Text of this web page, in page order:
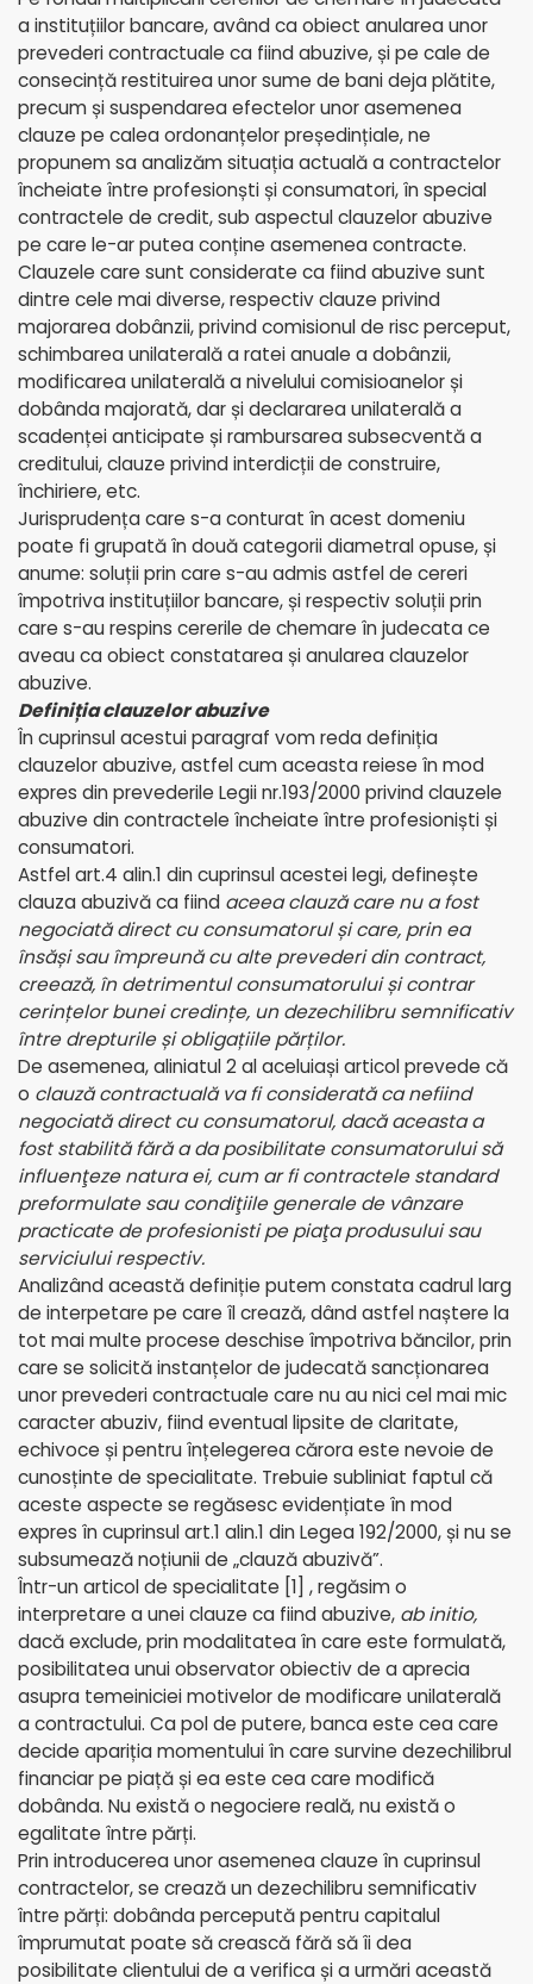
a instituțiilor bancare, având ca obiect anularea unor
prevederi contractuale ca fiind abuzive, și pe cale de
consecință restituirea unor sume de bani deja plătite,
precum și suspendarea efectelor unor asemenea
clauze pe calea ordonanțelor președințiale, ne
propunem sa analizăm situația actuală a contractelor
încheiate între profesionști și consumatori, în special
contractele de credit, sub aspectul clauzelor abuzive
pe care le-ar putea conține asemenea contracte.
Clauzele care sunt considerate ca fiind abuzive sunt
dintre cele mai diverse, respectiv clauze privind
majorarea dobânzii, privind comisionul de risc perceput,
schimbarea unilaterală a ratei anuale a dobânzii,
modificarea unilaterală a nivelului comisioanelor și
dobânda majorată, dar și declararea unilaterală a
scadenței anticipate și rambursarea subsecventă a
creditului, clauze privind interdicții de construire,
închiriere, etc.
Jurisprudența care s-a conturat în acest domeniu
poate fi grupată în două categorii diametral opuse, și
anume: soluții prin care s-au admis astfel de cereri
împotriva instituțiilor bancare, și respectiv soluții prin
care s-au respins cererile de chemare în judecata ce
aveau ca obiect constatarea și anularea clauzelor
abuzive.
Definiția clauzelor abuzive
În cuprinsul acestui paragraf vom reda definiția
clauzelor abuzive, astfel cum aceasta reiese în mod
expres din prevederile Legii nr.193/2000 privind clauzele
abuzive din contractele încheiate între profesioniști și
consumatori.
Astfel art.4 alin.1 din cuprinsul acestei legi, definește
clauza abuzivă ca fiind aceea clauză care nu a fost
negociată direct cu consumatorul și care, prin ea
însăși sau împreună cu alte prevederi din contract,
creează, în detrimentul consumatorului și contrar
cerințelor bunei credințe, un dezechilibru semnificativ
între drepturile și obligațiile părților.
De asemenea, aliniatul 2 al aceluiași articol prevede că
o clauză contractuală va fi considerată ca nefiind
negociată direct cu consumatorul, dacă aceasta a
fost stabilită fără a da posibilitate consumatorului să
influenţeze natura ei, cum ar fi contractele standard
preformulate sau condiţiile generale de vânzare
practicate de profesionisti pe piaţa produsului sau
serviciului respectiv.
Analizând această definiție putem constata cadrul larg
de interpetare pe care îl crează, dând astfel naștere la
tot mai multe procese deschise împotriva băncilor, prin
care se solicită instanțelor de judecată sancționarea
unor prevederi contractuale care nu au nici cel mai mic
caracter abuziv, fiind eventual lipsite de claritate,
echivoce și pentru înțelegerea cărora este nevoie de
cunosținte de specialitate. Trebuie subliniat faptul că
aceste aspecte se regăsesc evidențiate în mod
expres în cuprinsul art.1 alin.1 din Legea 192/2000, și nu se
subsumează noțiunii de „clauză abuzivă”.
Într-un articol de specialitate [1] , regăsim o
interpretare a unei clauze ca fiind abuzive, ab initio,
dacă exclude, prin modalitatea în care este formulată,
posibilitatea unui observator obiectiv de a aprecia
asupra temeiniciei motivelor de modificare unilaterală
a contractului. Ca pol de putere, banca este cea care
decide apariția momentului în care survine dezechilibrul
financiar pe piață și ea este cea care modifică
dobânda. Nu există o negociere reală, nu există o
egalitate între părți.
Prin introducerea unor asemenea clauze în cuprinsul
contractelor, se crează un dezechilibru semnificativ
între părți: dobânda percepută pentru capitalul
împrumutat poate să crească fără să îi dea
posibilitate clientului de a verifica și a urmări această